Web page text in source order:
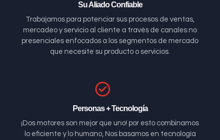
Su Aliado Confiable
Trabajamos para potenciar sus procesos de ventas,
mercadeo y servicio al cliente a través de canales no
presenciales enfocados a los segmentos de mercado
que necesite su producto o servicios.
Personas + Tecnología
¡Dos motores son mejor que uno! por esto combinamos
lo eficiente y lo humano, Nos basamos en tecnología